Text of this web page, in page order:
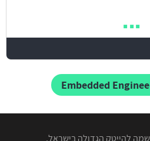
להייטק הגדולה בישראל,